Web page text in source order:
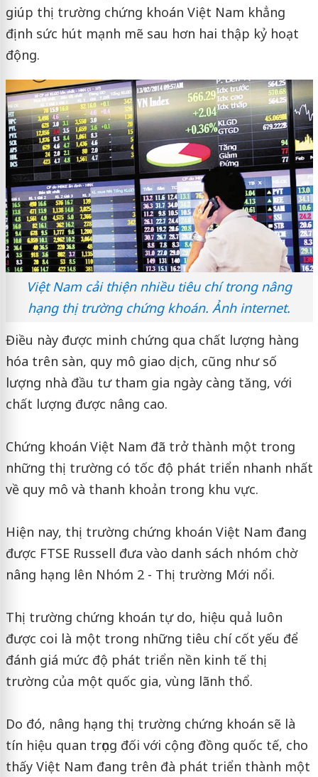
giúp thị trường chứng khoán Việt Nam khẳng
định sức hút mạnh mẽ sau hơn hai thập kỷ hoạt
động.
Việt Nam cải thiện nhiều tiêu chí trong nâng
hạng thị trường chứng khoán. Ảnh internet.
Điều này được minh chứng qua chất lượng hàng
hóa trên sàn, quy mô giao dịch, cũng như số
lượng nhà đầu tư tham gia ngày càng tăng, với
chất lượng được nâng cao.
Chứng khoán Việt Nam đã trở thành một trong
những thị trường có tốc độ phát triển nhanh nhất
về quy mô và thanh khoản trong khu vực.
Hiện nay, thị trường chứng khoán Việt Nam đang
được FTSE Russell đưa vào danh sách nhóm chờ
nâng hạng lên Nhóm 2 - Thị trường Mới nổi.
Thị trường chứng khoán tự do, hiệu quả luôn
được coi là một trong những tiêu chí cốt yếu để
đánh giá mức độ phát triển nền kinh tế thị
trường của một quốc gia, vùng lãnh thổ.
Do đó, nâng hạng thị trường chứng khoán sẽ là
tín hiệu quan trọng đối với cộng đồng quốc tế, cho
thấy Việt Nam đang trên đà phát triển thành một